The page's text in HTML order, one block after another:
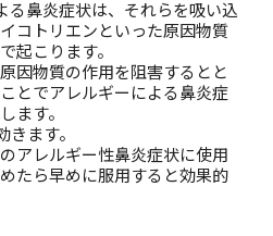
る鼻炎症状は、それらを吸い込
コトリエンといった原因物質
起こります。
因物質の作用を阻害するとと
とでアレルギーによる鼻炎症
ます。
ます。
アレルギー性鼻炎症状に使用
たら早めに服用すると効果的